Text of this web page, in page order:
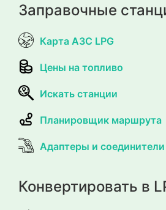
Заправочные
Карта АЗС LPG
Цены на топливо
Искать станции
Планировщик маршрута
Адаптеры и соединители
Конвертировать в